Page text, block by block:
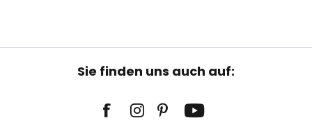
Sie finden uns auch auf: